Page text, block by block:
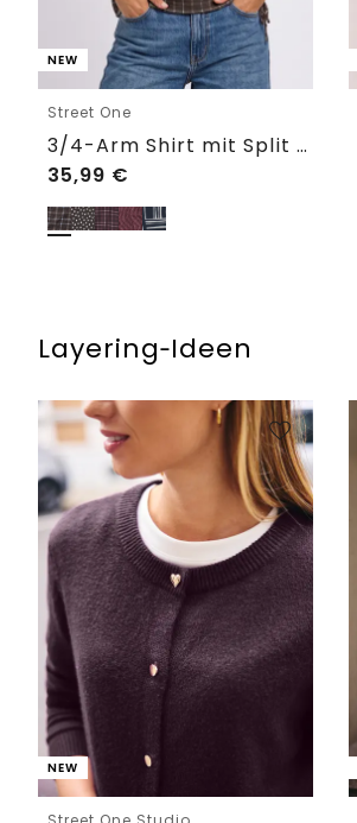
NEW
Street One
3/4-Arm Shirt mit Split Neck und Print
35,99 €
Layering‑Ideen
NEW